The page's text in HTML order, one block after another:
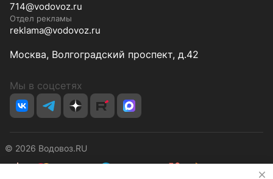
714@vodovoz.ru
Отдел рекламы
reklama@vodovoz.ru
Москва, Волгоградский проспект, д.42
Мы в соцсетях
© 2026 Водовоз.RU